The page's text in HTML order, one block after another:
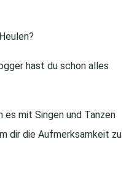
hast du schon alles
es mit Singen und Tanzen
dir die Aufmerksamkeit zu